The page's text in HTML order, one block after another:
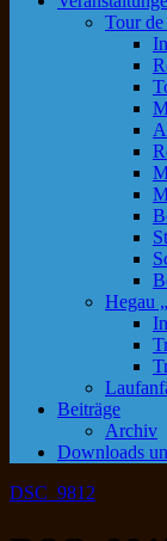
Tour
Hegau
Beiträge
Archiv
Downloads
DSC_9812